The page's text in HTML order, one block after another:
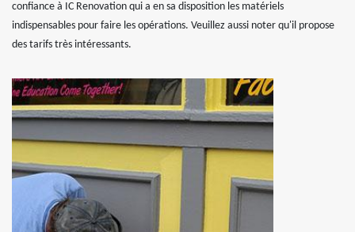
confiance à IC Renovation qui a en sa disposition les matériels
indispensables pour faire les opérations. Veuillez aussi noter qu'il propose
des tarifs très intéressants.